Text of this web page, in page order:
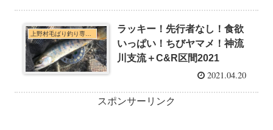
上野村毛ばり釣り専用区・神流川本支流C&R釣行
ラッキー！先行者なし！食欲
いっぱい！ちびヤマメ！神流
川支流＋C&R区間2021
2021.04.20
スポンサーリンク